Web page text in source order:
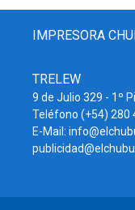
IMPRESORA
TRELEW
9 de Julio 329 - 1º
Teléfono (+54) 280
E-Mail: